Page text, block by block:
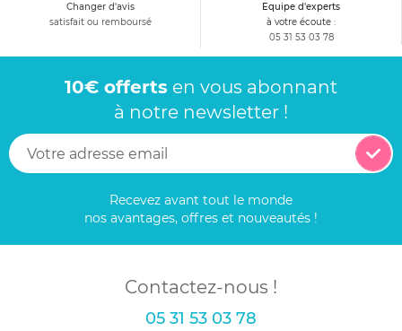
Changer d'avis
satisfait ou remboursé
Equipe d'experts
à votre écoute :
05 31 53 03 78
10€ offerts en vous abonnant
à notre newsletter !
Recevez avant tout le monde
nos avantages, offres et nouveautés !
Contactez-nous !
05 31 53 03 78